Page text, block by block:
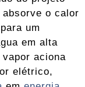
o calor
um
em alta
aciona
elétrico,